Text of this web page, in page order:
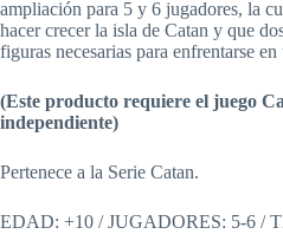
ampliación para 5 y 6 jugadores, la
hacer crecer la isla de Catan y que
figuras necesarias para enfrentarse
(Este producto requiere el juego
independiente)
Pertenece a la Serie Catan.
EDAD: +10 / JUGADORES: 5-6 /